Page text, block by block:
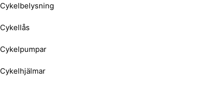
Cykelbelysning
Cykellås
Cykelpumpar
Cykelhjälmar